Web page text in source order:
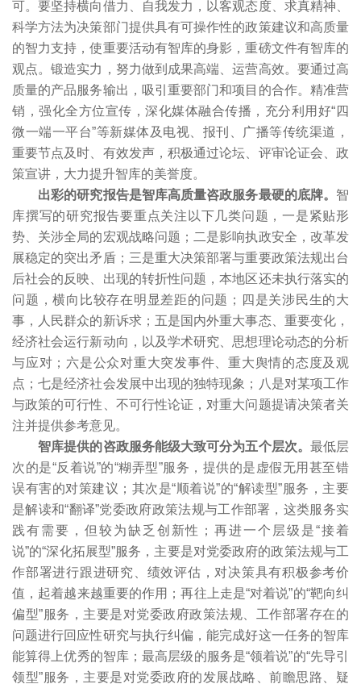
可。要坚持横向借力、自我发力，以客观态度、求真精神、
科学方法为决策部门提供具有可操作性的政策建议和高质量
的智力支持，使重要活动有智库的身影，重磅文件有智库的
观点。锻造实力，努力做到成果高端、运营高效。要通过高
质量的产品服务输出，吸引重要部门和项目的合作。精准营
销，强化全方位宣传，深化媒体融合传播，充分利用好“四
微一端一平台”等新媒体及电视、报刊、广播等传统渠道，
重要节点及时、有效发声，积极通过论坛、评审论证会、政
策宣讲，大力提升智库的美誉度。
出彩的研究报告是智库高质量咨政服务最硬的底牌。 智
库撰写的研究报告要重点关注以下几类问题，一是紧贴形
势、关涉全局的宏观战略问题；二是影响执政安全，改革发
展稳定的突出矛盾；三是重大决策部署与重要政策法规出台
后社会的反映、出现的转折性问题，本地区还未执行落实的
问题，横向比较存在明显差距的问题；四是关涉民生的大
事，人民群众的新诉求；五是国内外重大事态、重要变化，
经济社会运行新动向，以及学术研究、思想理论动态的分析
与应对；六是公众对重大突发事件、重大舆情的态度及观
点；七是经济社会发展中出现的独特现象；八是对某项工作
与政策的可行性、不可行性论证，对重大问题提请决策者关
注并提供参考意见。
智库提供的咨政服务能级大致可分为五个层次。 最低层
次的是“反着说”的“糊弄型”服务，提供的是虚假无用甚至错
误有害的对策建议；其次是“顺着说”的“解读型”服务，主要
是解读和“翻译”党委政府政策法规与工作部署，这类服务实
践有需要，但较为缺乏创新性；再进一个层级是“接着
说”的“深化拓展型”服务，主要是对党委政府的政策法规与工
作部署进行跟进研究、绩效评估，对决策具有积极参考价
值，起着越来越重要的作用；再往上走是“对着说”的“靶向纠
偏型”服务，主要是对党委政府政策法规、工作部署存在的
问题进行回应性研究与执行纠偏，能完成好这一任务的智库
能算得上优秀的智库；最高层级的服务是“领着说”的“先导引
领型”服务，主要是对党委政府的发展战略、前瞻思路、疑